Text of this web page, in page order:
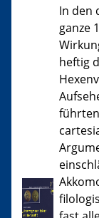
In den
ganze
heftig